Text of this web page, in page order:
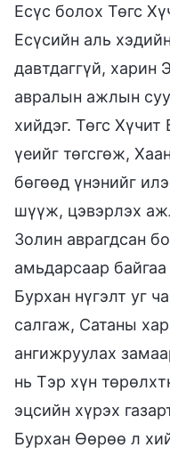
Есүс болох Төгс
Есүсийн аль
давтдаггүй, харин
авралын ажлын
хийдэг. Төгс
үеийг төгсгөж,
бөгөөд үнэнийг
шүүж, цэвэрлэх
Золин аврагдсан
амьдарсаар
Бурхан нүгэлт уг
салгаж, Сатаны
ангижруулах
нь Тэр хүн
эцсийн хүрэх
Бурхан Өөрөө л